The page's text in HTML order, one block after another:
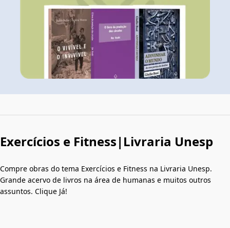
Exercícios e Fitness|Livraria Unesp
Compre obras do tema Exercícios e Fitness na Livraria Unesp.
Grande acervo de livros na área de humanas e muitos outros
assuntos. Clique Já!